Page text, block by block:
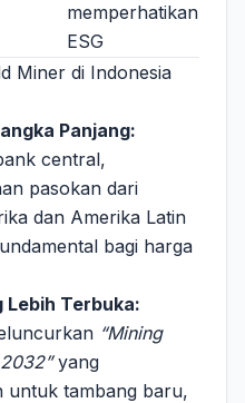
memperhatikan
ESG
Miner di Indonesia
Panjang:
central,
pasokan dari
dan Amerika Latin
bagi harga
Lebih Terbuka:
“Mining
yang
untuk tambang baru,